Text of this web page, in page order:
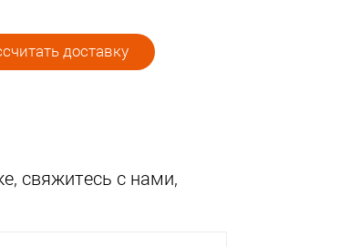
доставку
свяжитесь с нами,